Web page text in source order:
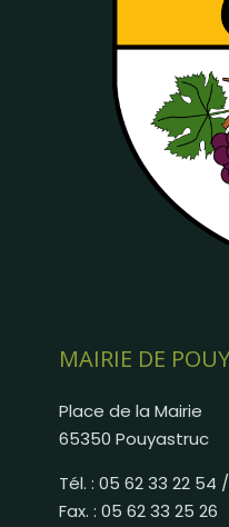
MAIRIE DE
Place de la Mairie
65350 Pouyastruc
Tél. : 05 62 33 22 54
Fax. : 05 62 33 25 26